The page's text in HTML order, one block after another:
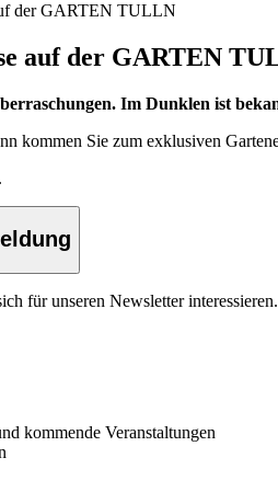
der GARTEN TULLN
auf der GARTEN
Im Dunklen ist
kommen Sie zum exklusiven
für unseren Newsletter
kommende Veranstaltungen